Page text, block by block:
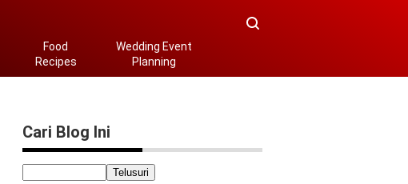
Food
Recipes
Wedding Event
Planning
Cari Blog Ini